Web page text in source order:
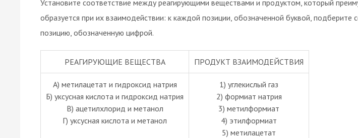
Установите соответствие между реагирующими веществами и продуктом, который
образуется при их взаимодействии: к каждой позиции, обозначенной буквой, подберите
позицию, обозначенную цифрой.
РЕАГИРУЮЩИЕ ВЕЩЕСТВА ПРОДУКТ ВЗАИМОДЕЙСТВИЯ
А) метилацетат и гидроксид натрия
Б) уксусная кислота и гидроксид натрия
В) ацетилхлорид и метанол
Г) уксусная кислота и метанол
1) углекислый газ
2) формиат натрия
3) метилформиат
4) этилформиат
5) метилацетат